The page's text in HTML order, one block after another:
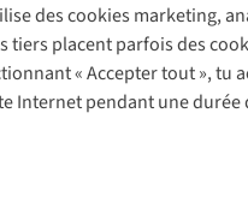
des cookies marketing,
placent parfois des
« Accepter tout »,
Internet pendant une
légales Politique de